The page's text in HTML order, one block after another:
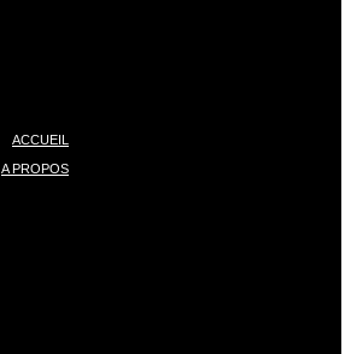
ACCUEIL
A PROPOS